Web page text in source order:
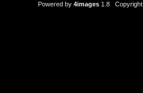
Powered by 4images1.8 Copyright